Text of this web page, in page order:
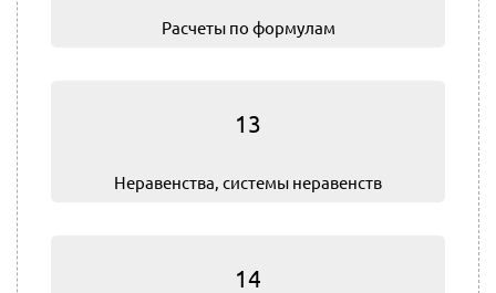
Расчеты по формулам
13
Не­ра­вен­ства, системы неравенств
14